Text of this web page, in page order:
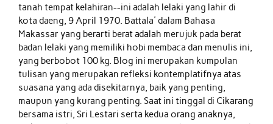
tanah tempat kelahiran--ini adalah lelaki yang lahir di
kota daeng, 9 April 1970. Battala' dalam Bahasa
Makassar yang berarti berat adalah merujuk pada berat
badan lelaki yang memiliki hobi membaca dan menulis ini,
yang berbobot 100 kg. Blog ini merupakan kumpulan
tulisan yang merupakan refleksi kontemplatifnya atas
suasana yang ada disekitarnya, baik yang penting,
maupun yang kurang penting. Saat ini tinggal di Cikarang
bersama istri, Sri Lestari serta kedua orang anaknya,